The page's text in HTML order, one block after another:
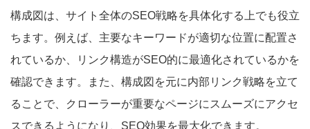
構成図は、サイト全体のSEO戦略を具体化する上でも役立
ちます。例えば、主要なキーワードが適切な位置に配置さ
れているか、リンク構造がSEO的に最適化されているかを
確認できます。また、構成図を元に内部リンク戦略を立て
ることで、クローラーが重要なページにスムーズにアクセ
スできるようになり、SEO効果を最大化できます。